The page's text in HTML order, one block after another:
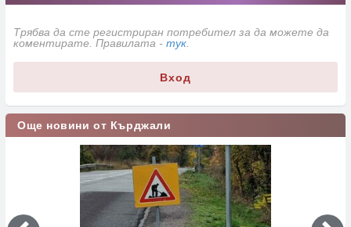
Трябва да сте регистриран потребител за да можете да
коментирате. Правилата - тук
Вход
Още новини от Кърджали